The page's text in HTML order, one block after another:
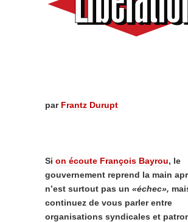
par Frantz Durupt
Si on écoute François Bayrou, le
gouvernement reprend la main
n’est surtout pas un «échec»,
continuez de vous parler entre
organisations syndicales et